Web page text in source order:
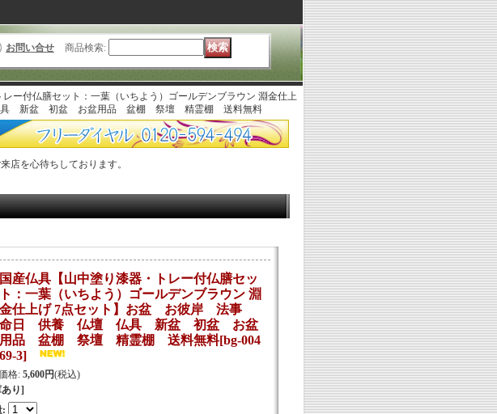
お問い合せ 商品検索:
ー付仏膳セット：一葉（いちよう）ゴールデンブラウン 淵金仕上
新盆 初盆 お盆用品 盆棚 祭壇 精霊棚 送料無料
店を心待ちしております。
国産仏具【山中塗り漆器・トレー付仏膳セッ
ト：一葉（いちよう）ゴールデンブラウン 淵
金仕上げ 7点セット】お盆 お彼岸 法事
命日 供養 仏壇 仏具 新盆 初盆 お盆
用品 盆棚 祭壇 精霊棚 送料無料[bg-004
69-3]
格: 5,600円(税込)
り]
: